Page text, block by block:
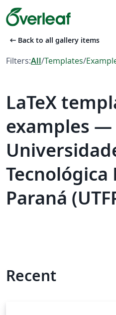
arrow_left_alt Back to all gallery items
Filters:All/Templates/
LaTeX
examples —
Tecnológica
Paraná
Recent